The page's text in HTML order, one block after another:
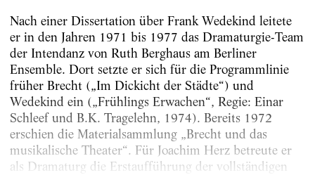
Nach einer Dissertation über Frank Wedekind leitete
er in den Jahren 1971 bis 1977 das Dramaturgie-Team
der Intendanz von Ruth Berghaus am Berliner
Ensemble. Dort setzte er sich für die Programmlinie
früher Brecht („Im Dickicht der Städte“) und
Wedekind ein („Frühlings Erwachen“, Regie: Einar
Schleef und B.K. Tragelehn, 1974). Bereits 1972
erschien die Materialsammlung „Brecht und das
musikalische Theater“. Für Joachim Herz betreute er
als Dramaturg die Erstaufführung der vollständigen